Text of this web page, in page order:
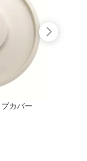
カバー